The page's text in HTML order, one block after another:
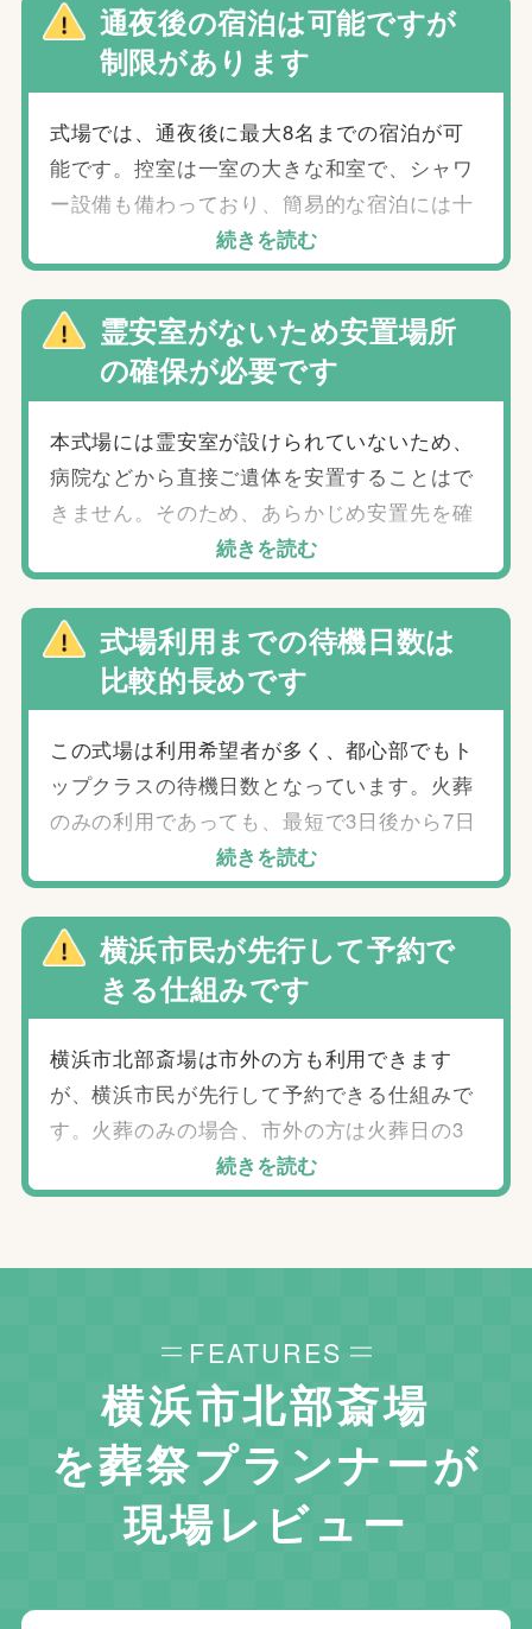
【式場（通夜）利用不可日】
2025年12月31日（水）
2026年1月2日（金）
※上記2日間は、式場での通夜利用ができません。
※火葬やその他の施設利用については、日程ごとの運
営状況により異なります。
内が難しい場合があります。
・最新の空き状況や利用可否は日々変動するため、具
体的な日程は事前確認をおすすめします。
通夜後の宿泊は可能ですが
制限があります
式場では、通夜後に最大8名までの宿泊が可
能です。控室は一室の大きな和室で、シャワ
ー設備も備わっており、簡易的な宿泊には十
分な環境です。 ただし、いくつかの制限があ
る点にご注意ください。夜間は21時30分から
翌朝7時30分まで敷地のゲートが閉まり、原
則として出入りができません。また、防火安
全の観点から、20時以降のお線香や火の使用
まえた上で、ご利用をご検討ください。
続きを読む
霊安室がないため安置場所
の確保が必要です
本式場には霊安室が設けられていないため、
病院などから直接ご遺体を安置することはで
きません。そのため、あらかじめ安置先を確
保しておく必要があります。 安置場所として
は、民間の霊安施設やご自宅が候補となりま
す。葬儀社と相談し、搬送や保全の対応を含
めた準備を早めに進めておくことが重要で
続きを読む
式場利用までの待機日数は
比較的長めです
この式場は利用希望者が多く、都心部でもト
ップクラスの待機日数となっています。火葬
のみの利用であっても、最短で3日後から7日
後。式場を併用する場合は、最短でも5日
後、長ければ10日後以降になることもありま
す。 こうした状況をふまえ、ご逝去後すぐに
式場へ安置するのではなく、一度ご自宅で
2〜3日間安置し、その後霊安施設に移すとい
応が可能な葬儀社を選んでおくと安心です。
続きを読む
横浜市民が先行して予約で
きる仕組みです
横浜市北部斎場は市外の方も利用できます
が、横浜市民が先行して予約できる仕組みで
す。火葬のみの場合、市外の方は火葬日の3
日前から、葬祭ホールを利用する場合は通夜
日の2日前から予約できます。空き状況によ
葬儀社へご相談ください。
続きを読む
FEATURES
横浜市北部斎場
を葬祭プランナーが
現場レビュー